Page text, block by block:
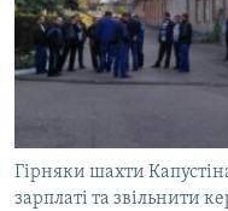
ФОТО
СПЕЦПРОЄКТИ
КРИМ РЕАЛІЇ
РУС
Гірняки шахти
зарплаті та звільнити